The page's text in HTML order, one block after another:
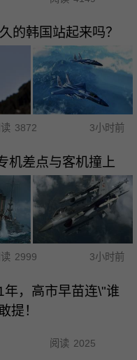
的韩国站起来吗？
3872 3小时前
机差点与客机撞上
2999 3小时前
年，高市早苗连\"谁
提！
阅读 2025